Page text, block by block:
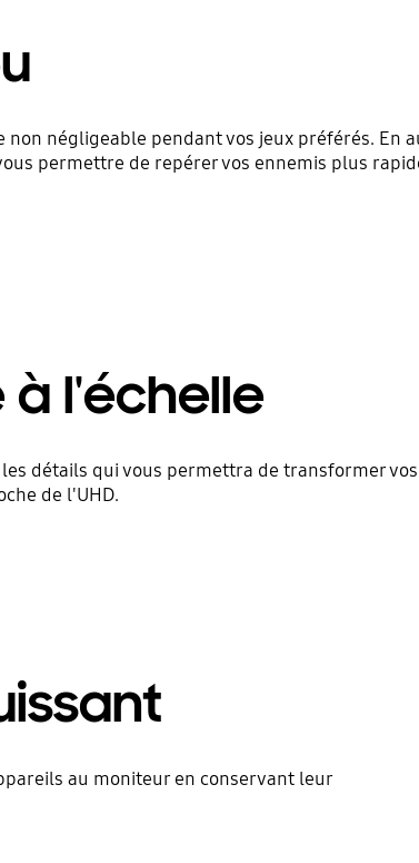
négligeable pendant vos jeux préférés. En
permettre de repérer vos ennemis plus
à l'échelle
détails qui vous permettra de transformer vos
de l'UHD.
au moniteur en conservant leur